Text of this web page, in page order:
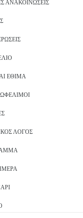
ΑΝΑΚΟΙΝΏΣΕΙΣ
ΈΘΙΜΑ
ΛΌΓΟΣ